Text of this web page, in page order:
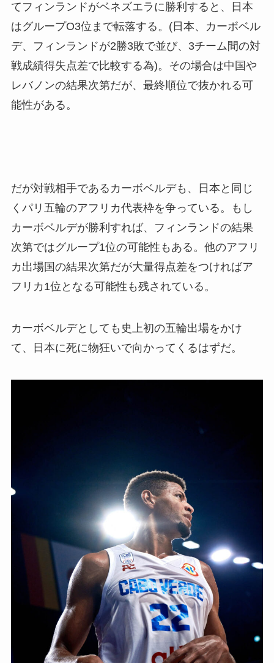
てフィンランドがベネズエラに勝利すると、日本
はグループO3位まで転落する。(日本、カーボベル
デ、フィンランドが2勝3敗で並び、3チーム間の対
戦成績得失点差で比較する為)。その場合は中国や
レバノンの結果次第だが、最終順位で抜かれる可
能性がある。
だが対戦相手であるカーボベルデも、日本と同じ
くパリ五輪のアフリカ代表枠を争っている。もし
カーボベルデが勝利すれば、フィンランドの結果
次第ではグループ1位の可能性もある。他のアフリ
カ出場国の結果次第だが大量得点差をつければア
フリカ1位となる可能性も残されている。
カーボベルデとしても史上初の五輪出場をかけ
て、日本に死に物狂いで向かってくるはずだ。